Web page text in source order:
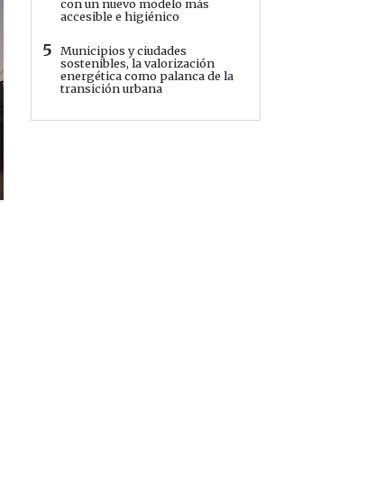
con un nuevo modelo más
accesible e higiénico
5
Municipios y ciudades
sostenibles, la valorización
energética como palanca de la
transición urbana